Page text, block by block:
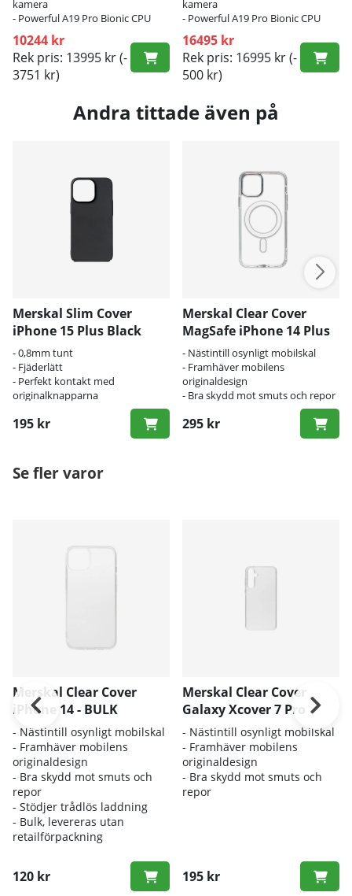
kamera
- Powerful A19 Pro Bionic CPU
med 5G
10244 kr
Rek pris: 13995 kr(-
3751 kr)
kamera
- Powerful A19 Pro Bionic CPU
med 5G
16495 kr
Rek pris: 16995 kr(-
500 kr)
Andra tittade även på
Merskal Slim Cover
iPhone 15 Plus Black
- 0,8mm tunt
- Fjäderlätt
- Perfekt kontakt med
originalknapparna
195 kr
Merskal Clear Cover
MagSafe iPhone 14 Plus
- Nästintill osynligt mobilskal
- Framhäver mobilens
originaldesign
- Bra skydd mot smuts och repor
295 kr
Se fler varor
Merskal Clear Cover
iPhone 14 - BULK
- Nästintill osynligt mobilskal
- Framhäver mobilens
originaldesign
- Bra skydd mot smuts och
repor
- Stödjer trådlös laddning
- Bulk, levereras utan
retailförpackning
120 kr
Merskal Clear Cover
Galaxy Xcover 7 Pro
- Nästintill osynligt mobilskal
- Framhäver mobilens
originaldesign
- Bra skydd mot smuts och
repor
195 kr